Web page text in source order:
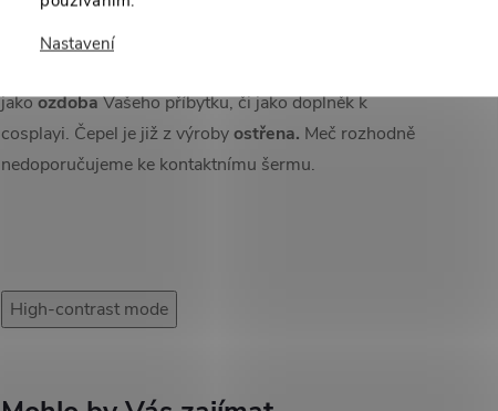
Nastavení
Meč je vhodným kouskem k
jakoozdobaVašeho příbytku, či jako doplněk k
cosplayi. Čepel je již z výrobyostřena. Meč rozhodně
nedoporučujeme ke kontaktnímu šermu.
High-contrast mode